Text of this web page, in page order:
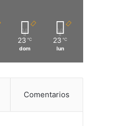
23 ℃
dom
23 ℃
lun
Comentarios